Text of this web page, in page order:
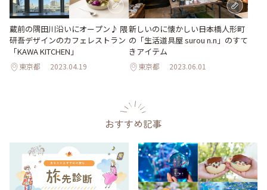
蔵前の隅田川沿いにオープン♪ 隈
研吾デザインのカフェレストラン
「KAWA KITCHEN」
東京都 2023.04.19
新しいのに懐かしい――日本橋人形町
の「生活道具屋 surou n.n」のすて
きアイテム
東京都 2023.06.01
おすすめ記事